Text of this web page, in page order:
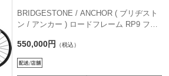
BRIDGESTONE / ANCHOR ( ブリヂスト
ン / アンカー ) ロードフレーム RP9 フレ
身長目安180cm前後 )
550,000円 （税込）